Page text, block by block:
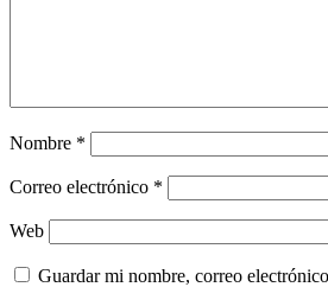
Nombre *
Correo electrónico *
Web
Guardar mi nombre, correo